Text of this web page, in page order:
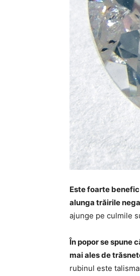
Este foarte
alunga trăirile
ajunge pe culmile
În popor se spune
mai ales de
rubinul este